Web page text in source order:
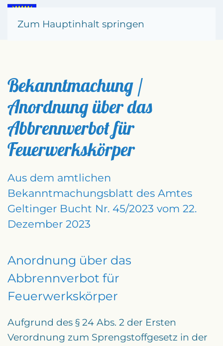
Zum Hauptinhalt springen
Bekanntmachung /
Anordnung über das
Abbrennverbot für
Feuerwerkskörper
Aus dem amtlichen
Bekanntmachungsblatt des Amtes
Geltinger Bucht Nr. 45/2023 vom 22.
Dezember 2023
Anordnung über das
Abbrennverbot für
Feuerwerkskörper
Aufgrund des § 24 Abs. 2 der Ersten
Verordnung zum Sprengstoffgesetz in der